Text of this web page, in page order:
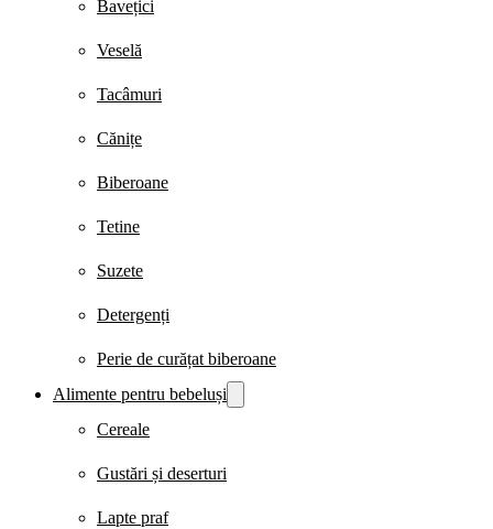
Bavețici
Veselă
Tacâmuri
Cănițe
Biberoane
Tetine
Suzete
Detergenți
Perie de curățat biberoane
Alimente pentru bebeluși
Cereale
Gustări și deserturi
Lapte praf